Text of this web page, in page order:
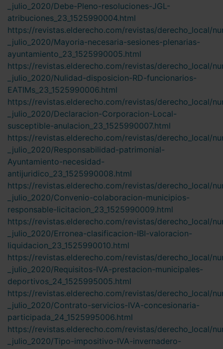
_julio_2020/Debe-Pleno-resoluciones-JGL-
atribuciones_23_1525990004.html
https://revistas.elderecho.com/revistas/derecho_local/
_julio_2020/Mayoria-necesaria-sesiones-plenarias-
ayuntamiento_23_1525990005.html
https://revistas.elderecho.com/revistas/derecho_local/
_julio_2020/Nulidad-disposicion-RD-funcionarios-
EATIMs_23_1525990006.html
https://revistas.elderecho.com/revistas/derecho_local/
_julio_2020/Declaracion-Corporacion-Local-
susceptible-anulacion_23_1525990007.html
https://revistas.elderecho.com/revistas/derecho_local/
_julio_2020/Responsabilidad-patrimonial-
Ayuntamiento-necesidad-
antijuridico_23_1525990008.html
https://revistas.elderecho.com/revistas/derecho_local/
_julio_2020/Convenio-colaboracion-municipios-
responsable-licitacion_23_1525990009.html
https://revistas.elderecho.com/revistas/derecho_local/
_julio_2020/Erronea-clasificacion-IBI-valoracion-
liquidacion_23_1525990010.html
https://revistas.elderecho.com/revistas/derecho_local/
_julio_2020/Requisitos-IVA-prestacion-municipales-
deportivos_24_1525995005.html
https://revistas.elderecho.com/revistas/derecho_local/
_julio_2020/Contrato-servicios-IVA-concesionaria-
participada_24_1525995006.html
https://revistas.elderecho.com/revistas/derecho_local/
_julio_2020/Tipo-impositivo-IVA-invernadero-